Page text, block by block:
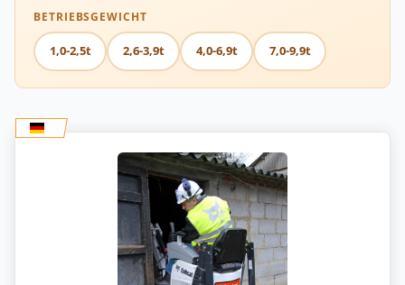
BETRIEBSGEWICHT
1,0-2,5t 2,6-3,9t 4,0-6,9t 7,0-9,9t